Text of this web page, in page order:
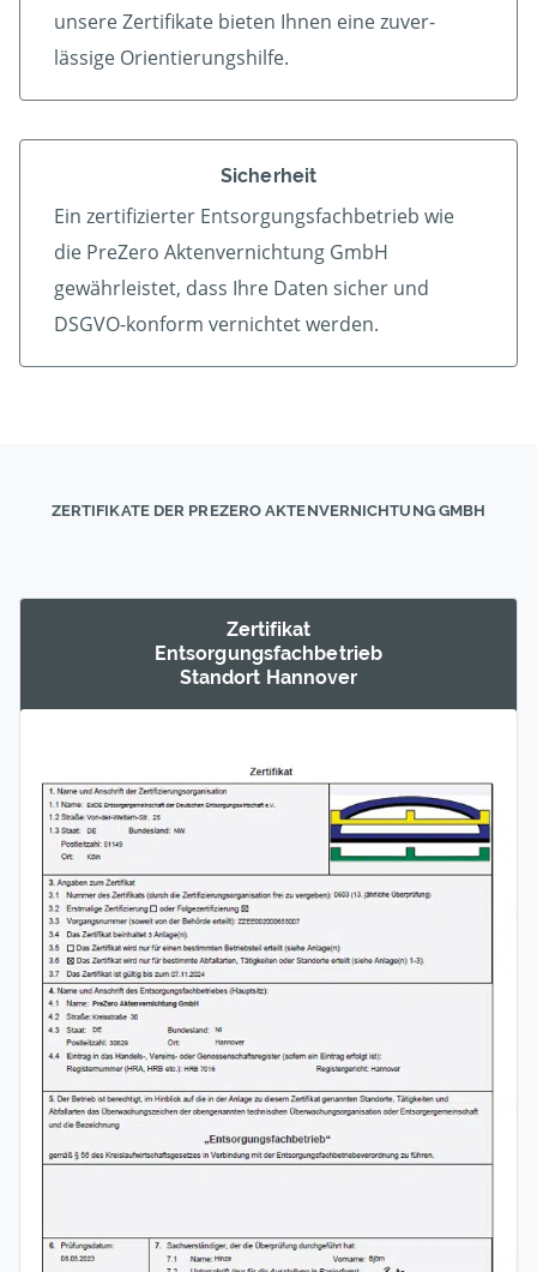
unsere Zerti­fikate bieten Ihnen eine zu­ver­
lässige Orientierungshilfe.
Sicherheit
Ein zertifizierter Ent­sorgungs­fach­betrieb wie
die PreZero Aktenvernichtung GmbH
gewährleistet, dass Ihre Daten sicher und
DSGVO-konform vernichtet werden.
ZERTIFIKATE DER PREZERO AKTENVERNICHTUNG GMBH
Zertifikat
Entsorgungs­fachbetrieb
Standort Hannover